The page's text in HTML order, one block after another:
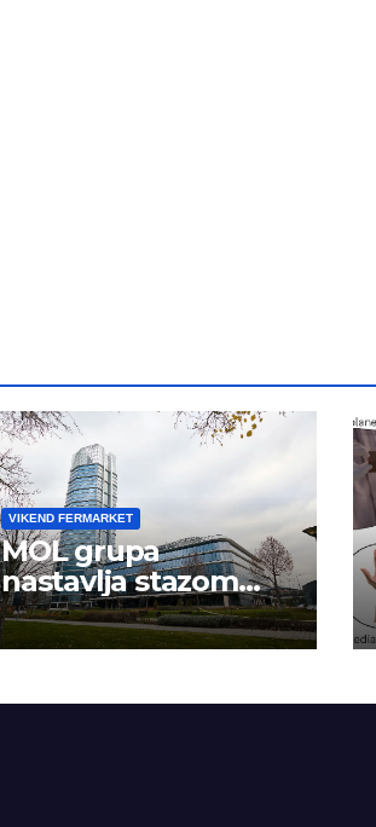
VIKEND FERMARKET
MOL grupa
nastavlja stazom
uspeha